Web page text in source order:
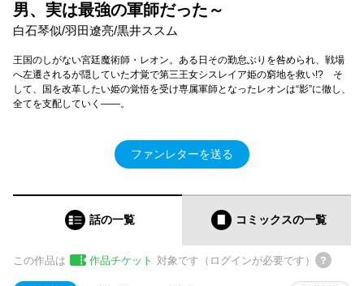
男、実は最強の軍師だった～
白石琴似/羽田遼亮/黒井ススム
王国のしがない宮廷魔術師・レオン。ある日その勤怠ぶりを咎められ、戦場
へ左遷されるが隠していた才覚で第三王女シスレイア姫の窮地を救い!? そ
して、国を改革したい姫の覚悟を受け専属軍師となったレオンは“影”に徹し、
全てを支配していく――。
ファンレターを送る
話の一覧 コミックスの一覧
この作品は 作品チケット 対象です（ログインが必要です）